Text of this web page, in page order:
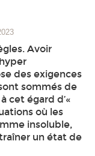
Avoir
des exigences
sommés de
cet égard d’«
où les
insoluble,
un état de